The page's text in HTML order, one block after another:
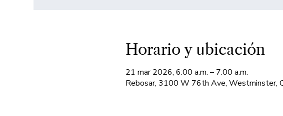
Horario y ubicación
21 mar 2026, 6:00 a.m. – 7:00 a.m.
Rebosar, 3100 W 76th Ave, Westminster,